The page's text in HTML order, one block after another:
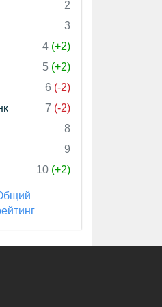
2
3
4 (+2)
5 (+2)
6 (-2)
7 (-2)
8
9
10 (+2)